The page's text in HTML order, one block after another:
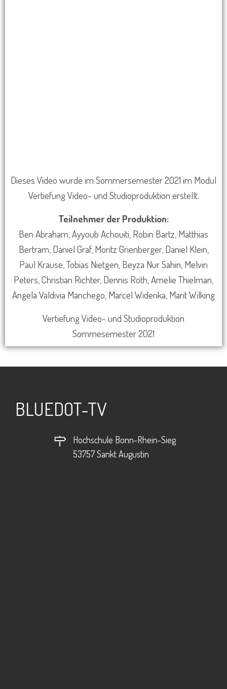
Dieses Video wurde im Sommersemester 2021 im Modul
Vertiefung Video- und Studioproduktion erstellt.
Teilnehmer der Produktion:
Ben Abraham, Ayyoub Achouiti, Robin Bartz, Matthias
Bertram, Daniel Graf, Moritz Grienberger, Daniel Klein,
Paul Krause, Tobias Nietgen, Beyza Nur Sahin, Melvin
Peters, Christian Richter, Dennis Roth, Amelie Thielman,
Angela Valdivia Manchego, Marcel Widenka, Marit Wilking
Vertiefung Video- und Studioproduktion
Sommesemester 2021
BLUEDOT-TV
Hochschule Bonn-Rhein-Sieg
53757 Sankt Augustin